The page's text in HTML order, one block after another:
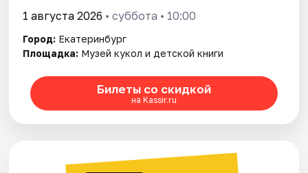
1 августа 2026 • суббота • 10:00
Город: Екатеринбург
Площадка: Музей кукол и детской книги
Билеты со скидкой
на Kassir.ru